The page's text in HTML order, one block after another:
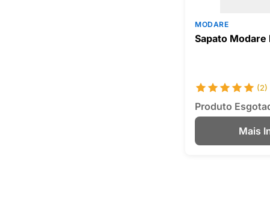
MODARE
Sapato Modare
(2)
Produto
Mais